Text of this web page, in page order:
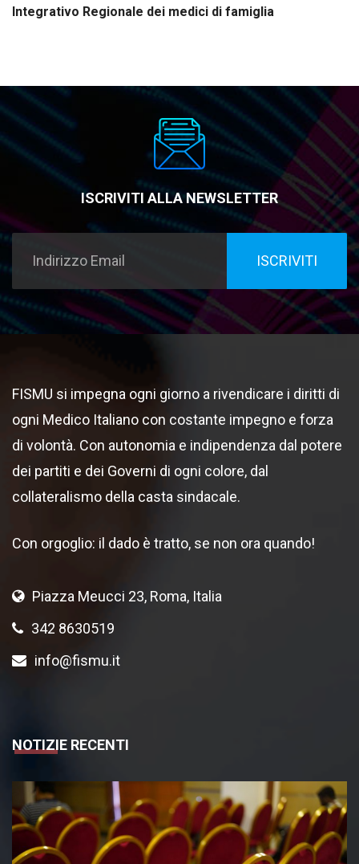
Integrativo Regionale dei medici di famiglia
ISCRIVITI ALLA NEWSLETTER
FISMU si impegna ogni giorno a rivendicare i diritti di
ogni Medico Italiano con costante impegno e forza
di volontà. Con autonomia e indipendenza dal potere
dei partiti e dei Governi di ogni colore, dal
collateralismo della casta sindacale.
Con orgoglio: il dado è tratto, se non ora quando!
Piazza Meucci 23, Roma, Italia
342 8630519
info@fismu.it
NOTIZIE RECENTI